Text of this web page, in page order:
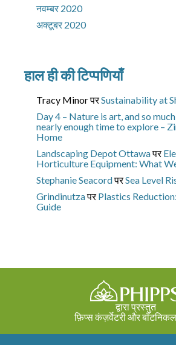
नवम्बर 2020
अक्टूबर 2020
हाल ही की टिप्पणियाँ
Tracy MinorपरSustainability at
Day 4 – Nature is art, and so
nearly enough time to explore –
Home
Landscaping Depot Ottawaपर
Horticulture Equipment: What
Stephanie SeacordपरSea Level
GrindinutzaपरPlastics
Guide
द्वारा प्रस्तुत
फ़िप्स कंज़र्वेटरी और बॉटनिकल